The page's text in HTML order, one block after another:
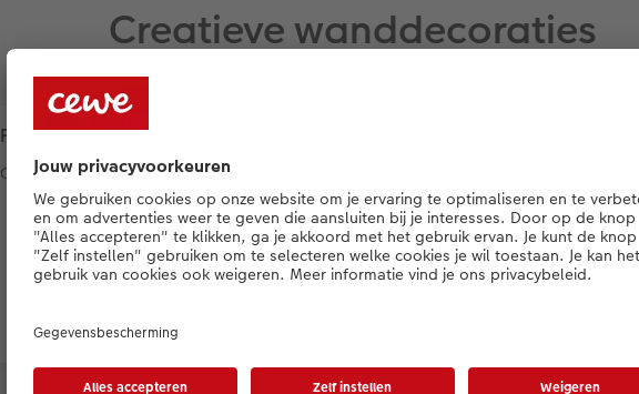
Creatieve wanddecoraties
Fotocollage
Op diverse materialen